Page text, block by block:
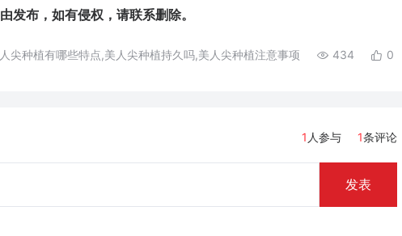
布，如有侵权，请联系删除。
尖种植有哪些特点,美人尖种植持久吗,美人尖种植注意事项 434 0
1 人参与 1条评论
发表